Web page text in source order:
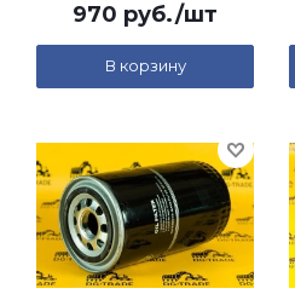
970 руб./шт
В корзину